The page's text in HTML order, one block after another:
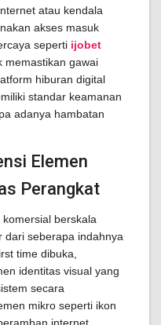
atau kendala
akses masuk
seperti ijobet
memastikan gawai
hiburan digital
standar keamanan
adanya hambatan
Elemen
Perangkat
berskala
dari seberapa indahnya
time dibuka,
identitas visual yang
secara
mikro seperti ikon